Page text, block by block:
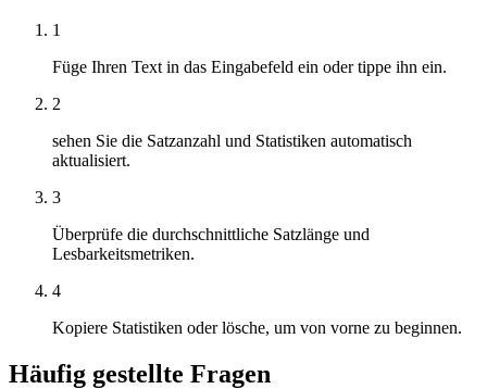
1
Füge Ihren Text in das Eingabefeld ein oder tippe ihn ein.
2
sehen Sie die Satzanzahl und Statistiken automatisch
aktualisiert.
3
Überprüfe die durchschnittliche Satzlänge und
Lesbarkeitsmetriken.
4
Kopiere Statistiken oder lösche, um von vorne zu beginnen.
Häufig gestellte Fragen